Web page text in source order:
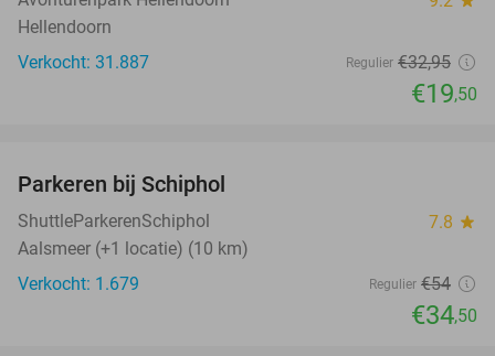
Hellendoorn
Verkocht: 31.887
Regulier €32,95
€19,50
Parkeren bij Schiphol
ShuttleParkerenSchiphol 7.8 star
Aalsmeer (+1 locatie) (10 km)
Verkocht: 1.679
Regulier €54
€34,50